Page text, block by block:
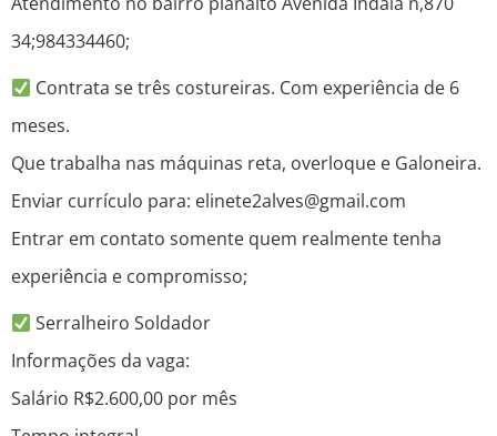
34;984334460;
Contrata se três costureiras. Com experiência de 6
meses.
Que trabalha nas máquinas reta, overloque e Galoneira.
Enviar currículo para: elinete2alves@gmail.com
Entrar em contato somente quem realmente tenha
experiência e compromisso;
Serralheiro Soldador
Informações da vaga:
Salário R$2.600,00 por mês